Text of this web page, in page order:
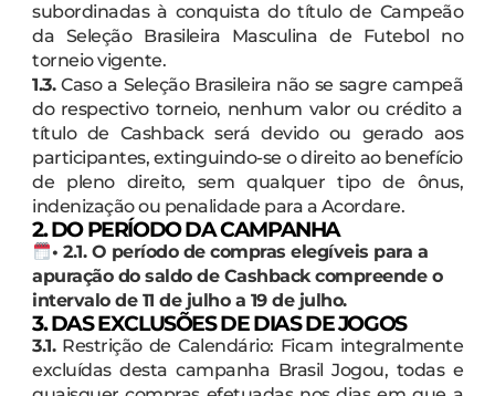
subordinadas à conquista do título de Campeão
da Seleção Brasileira Masculina de Futebol no
torneio vigente.
1.3.Caso a Seleção Brasileira não se sagre campeã
do respectivo torneio, nenhum valor ou crédito a
título de Cashback será devido ou gerado aos
participantes, extinguindo-se o direito ao benefício
de pleno direito, sem qualquer tipo de ônus,
indenização ou penalidade para a Acordare.
2. DO PERÍODO DA CAMPANHA
• 2.1. O período de compras elegíveis para a
apuração do saldo de Cashback compreende o
intervalo de 11 de julho a 19 de julho.
3. DAS EXCLUSÕES DE DIAS DE JOGOS
3.1.Restrição de Calendário: Ficam integralmente
excluídas desta campanha Brasil Jogou, todas e